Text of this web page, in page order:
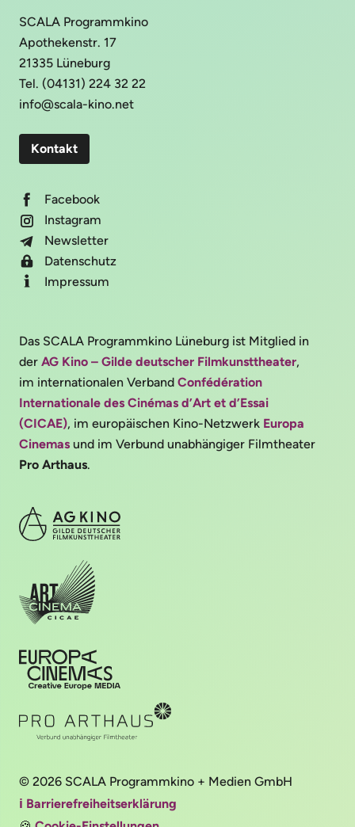
SCALA Programmkino
Apothekenstr. 17
21335 Lüneburg
Tel. (04131) 224 32 22
info@scala-kino.net
Kontakt
Facebook
Instagram
Newsletter
Datenschutz
Impressum
Das SCALA Programmkino Lüneburg ist Mitglied in
der AG Kino – Gilde deutscher Filmkunsttheater,
im internationalen Verband Confédération
Internationale des Cinémas d’Art et d’Essai
(CICAE), im europäischen Kino-Netzwerk Europa
Cinemas und im Verbund unabhängiger Filmtheater
Pro Arthaus.
© 2026 SCALA Programmkino + Medien GmbH
ℹ️ Barrierefreiheitserklärung